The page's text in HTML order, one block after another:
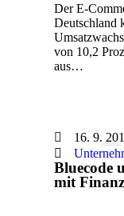
Der E-
Deutschland
von 10,2
aus…
16. 9.
Bluecode
mit